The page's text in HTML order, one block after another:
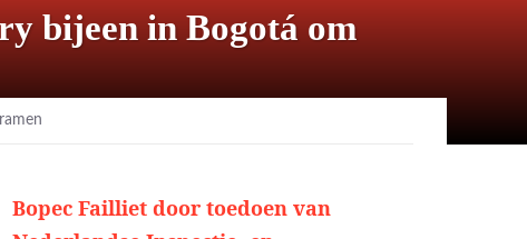
bijeen in Bogotá om
Bopec Failliet door toedoen van